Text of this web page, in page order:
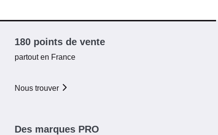
180 points de vente
partout en France
Nous trouver
Des marques PRO